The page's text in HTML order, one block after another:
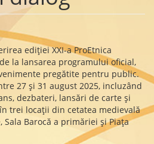
ediției XXI-a ProEtnica
la lansarea programului oficial,
pregătite pentru public.
27 și 31 august 2025, incluzând
dezbateri, lansări de carte și
trei locații din cetatea medievală
Sala Barocă a primăriei și Piața